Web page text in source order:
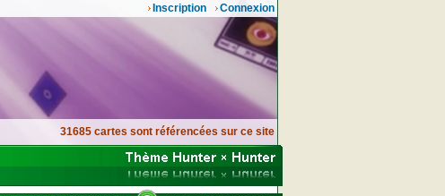
Connexion
Inscription
31685 cartes sont référencées sur ce site